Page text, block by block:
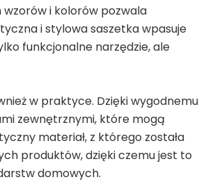
i kolorów pozwala
i stylowa saszetka wpasuje
funkcjonalne narzędzie, ale
w praktyce. Dzięki wygodnemu
zewnętrznymi, które mogą
materiał, z którego została
produktów, dzięki czemu jest to
domowych.